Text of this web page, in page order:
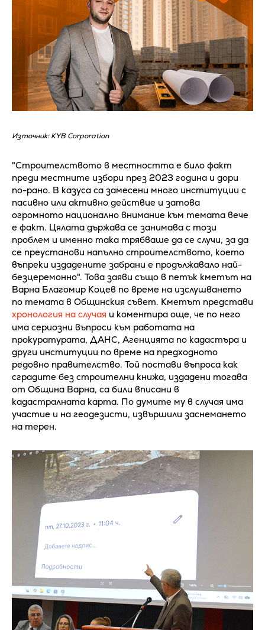
Източник: KYB Corporation
"Строителството в местността е било факт
преди местните избори през 2023 година и дори
по-рано. В казуса са замесени много институции с
пасивно или активно действие и затова
огромното национално внимание към темата вече
е факт. Цялата държава се занимава с този
проблем и именно така трябваше да се случи, за да
се преустанови напълно строителството, което
въпреки издадените забрани е продължавало най-
безцеремонно". Това заяви също в петък кметът на
Варна Благомир Коцев по време на изслушването
по темата в Общинския съвет. Кметът представи
хронология на случая и коментира още, че по него
има сериозни въпроси към работата на
прокуратурата, ДАНС, Агенцията по кадастъра и
други институции по време на предходното
редовно правителство. Той постави въпроса как
сградите без строителни книжа, издадени тогава
от Община Варна, са били вписани в
кадастралната карта. По думите му в случая има
участие и на геодезисти, извършили заснемането
на терен.